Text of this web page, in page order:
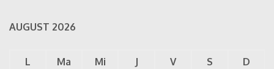
AUGUST 2026
L Ma Mi J V S
D